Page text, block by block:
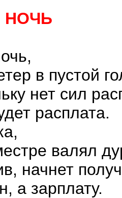
НОЧЬ
в пустой
нет сил
расплата.
валял
начнет
а зарплату.